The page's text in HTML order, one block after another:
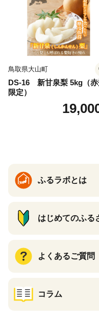
鳥取県大山町
DS-16 新甘泉梨 5kg（赤
限定）
ふるラボとは
はじめてのふる
よくあるご質問
コラム